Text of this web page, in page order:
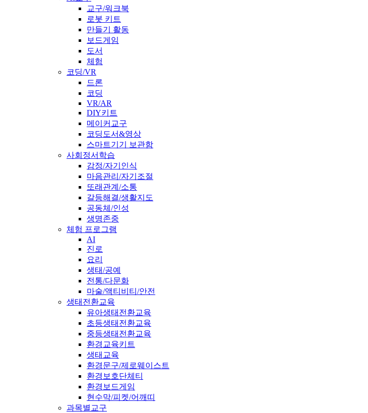
교구/워크북
로봇 키트
만들기 활동
보드게임
도서
체험
코딩/VR
드론
코딩
VR/AR
DIY키트
메이커교구
코딩도서&영상
스마트기기 보관함
사회정서학습
감정/자기인식
마음관리/자기조절
또래관계/소통
갈등해결/생활지도
공동체/인성
생명존중
체험 프로그램
AI
진로
요리
생태/공예
전통/다문화
마술/액티비티/안전
생태전환교육
유아생태전환교육
초등생태전환교육
중등생태전환교육
환경교육키트
생태교육
환경문구/제로웨이스트
환경보호단체티
환경보드게임
현수막/피켓/어깨띠
과목별교구